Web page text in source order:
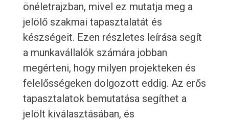
önéletrajzban, mivel ez mutatja meg a
jelölő szakmai tapasztalatát és
készségeit. Ezen részletes leírása segít
a munkavállalók számára jobban
megérteni, hogy milyen projekteken és
felelősségeken dolgozott eddig. Az erős
tapasztalatok bemutatása segíthet a
jelölt kiválasztásában, és